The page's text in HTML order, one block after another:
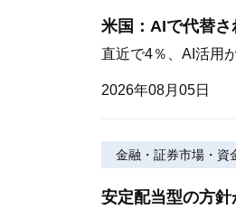
米国：AIで代替
直近で4％、AI活用
2026年08月05日
金融・証券市場・資
安定配当型の方